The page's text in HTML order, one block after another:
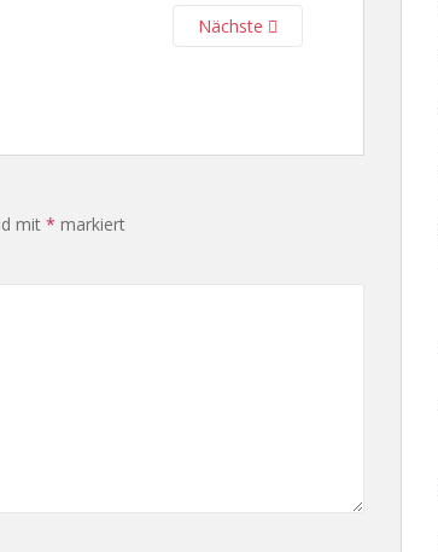
Nächste
mit * markiert